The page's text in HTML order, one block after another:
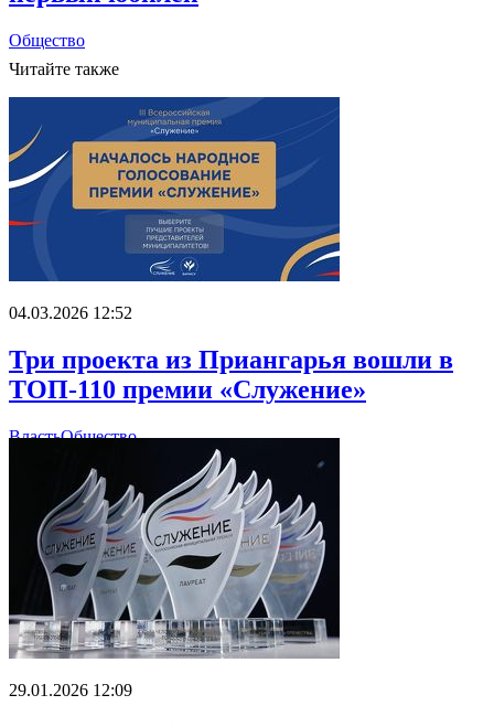
Общество
Читайте также
04.03.2026 12:52
Три проекта из Приангарья вошли в
ТОП-110 премии «Служение»
ВластьОбщество
29.01.2026 12:09